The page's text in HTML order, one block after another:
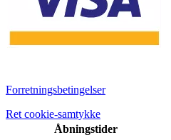
Forretningsbetingelser
Ret cookie-samtykke
Åbningstider